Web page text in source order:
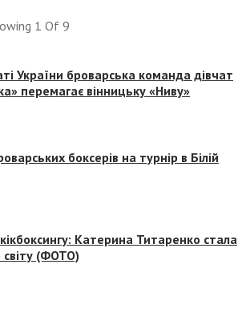
1 Of 9
України броварська команда дівчат
перемагає вінницьку «Ниву»
боксерів на турнір в Білій
Катерина Титаренко стала
(ФОТО)